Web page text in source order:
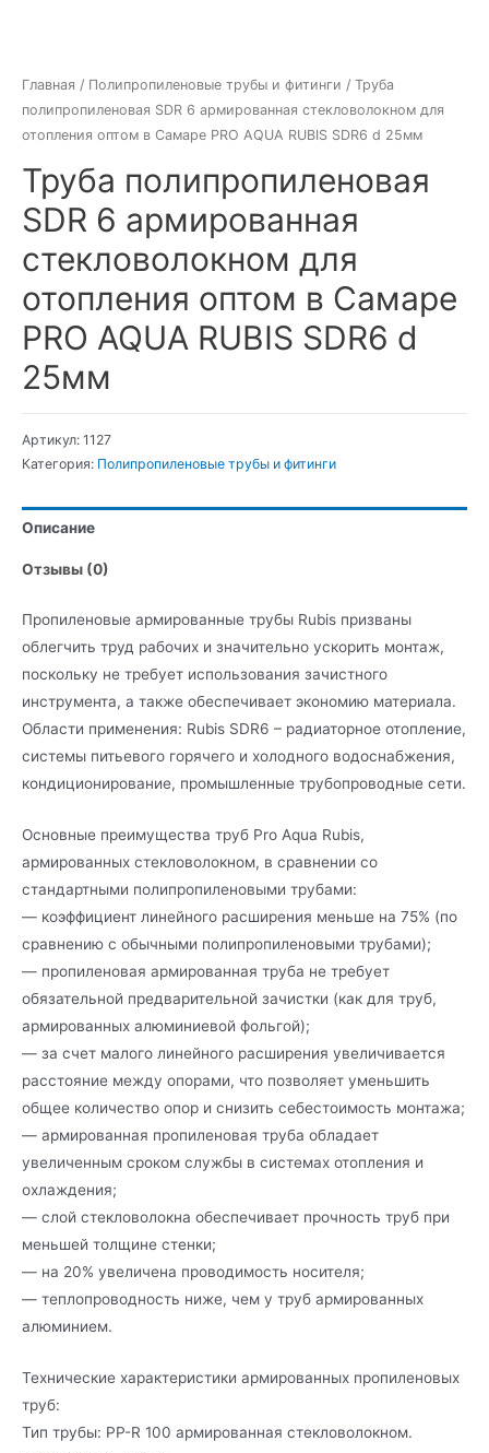
Главная / Полипропиленовые трубы и фитинги / Труба
полипропиленовая SDR 6 армированная стекловолокном для
отопления оптом в Самаре PRO AQUA RUBIS SDR6 d 25мм
Труба полипропиленовая
SDR 6 армированная
стекловолокном для
отопления оптом в Самаре
PRO AQUA RUBIS SDR6 d
25мм
Артикул: 1127
Категория: Полипропиленовые трубы и фитинги
Описание
Отзывы (0)
Пропиленовые армированные трубы Rubis призваны
облегчить труд рабочих и значительно ускорить монтаж,
поскольку не требует использования зачистного
инструмента, а также обеспечивает экономию материала.
Области применения: Rubis SDR6 – радиаторное отопление,
системы питьевого горячего и холодного водоснабжения,
кондиционирование, промышленные трубопроводные сети.
Основные преимущества труб Pro Aqua Rubis,
армированных стекловолокном, в сравнении со
стандартными полипропиленовыми трубами:
— коэффициент линейного расширения меньше на 75% (по
сравнению с обычными полипропиленовыми трубами);
— пропиленовая армированная труба не требует
обязательной предварительной зачистки (как для труб,
армированных алюминиевой фольгой);
— за счет малого линейного расширения увеличивается
расстояние между опорами, что позволяет уменьшить
общее количество опор и снизить себестоимость монтажа;
— армированная пропиленовая труба обладает
увеличенным сроком службы в системах отопления и
охлаждения;
— слой стекловолокна обеспечивает прочность труб при
меньшей толщине стенки;
— на 20% увеличена проводимость носителя;
— теплопроводность ниже, чем у труб армированных
алюминием.
Технические характеристики армированных пропиленовых
труб:
Тип трубы: PP-R 100 армированная стекловолокном.